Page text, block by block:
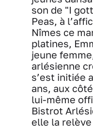
son de "I
Peas, à
Nîmes ce
platines,
jeune
arlésienne
s’est initiée
ans, aux
lui-même
Bistrot
elle la